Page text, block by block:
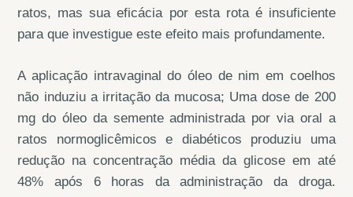
ratos, mas sua eficácia por esta rota é insuficiente
para que investigue este efeito mais profundamente.
A aplicação intravaginal do óleo de nim em coelhos
não induziu a irritação da mucosa; Uma dose de 200
mg do óleo da semente administrada por via oral a
ratos normoglicêmicos e diabéticos produziu uma
redução na concentração média da glicose em até
48% após 6 horas da administração da droga.